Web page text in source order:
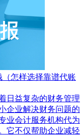
怎样选择靠谱代账
日益复杂的财务管理
企业解决财务问题的
业会计服务机构代为
它不仅帮助企业减轻